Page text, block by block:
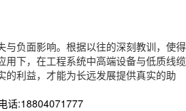
与负面影响。根据以往的深刻教训，使得
下， 在工程系统中高端设备与低质线缆
的利益，才能为长远发展提供真实的助
话:18804071777